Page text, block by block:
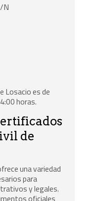
N
Losacio es de
horas.
de
una variedad
para
y legales.